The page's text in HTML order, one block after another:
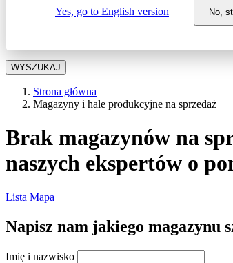
Yes, go to English version No,
WYSZUKAJ
Strona główna
Magazyny i hale produkcyjne na sprzedaż
Brak magazynów na
naszych ekspertów o
Lista Mapa
Napisz nam jakiego magazynu
Imię i nazwisko